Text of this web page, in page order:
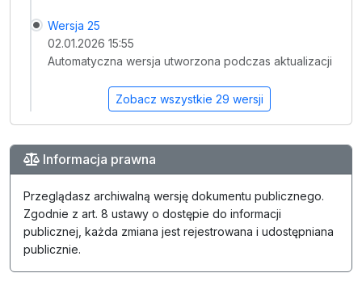
Wersja 25
02.01.2026 15:55
Automatyczna wersja utworzona podczas aktualizacji
Zobacz wszystkie 29 wersji
Informacja prawna
Przeglądasz archiwalną wersję dokumentu publicznego.
Zgodnie z art. 8 ustawy o dostępie do informacji
publicznej, każda zmiana jest rejestrowana i udostępniana
publicznie.